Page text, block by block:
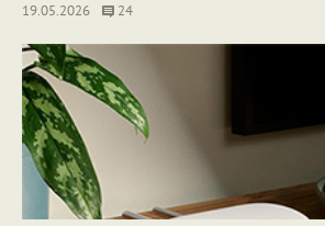
19.05.2026 24